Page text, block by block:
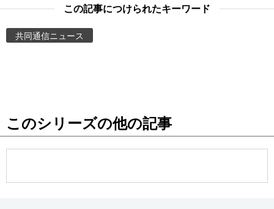
Images
People
公式SNS
この記事につけられたキーワード
共同通信ニュース
このシリーズの他の記事